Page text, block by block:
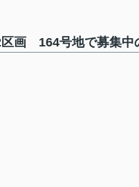
画 164号地で募集中